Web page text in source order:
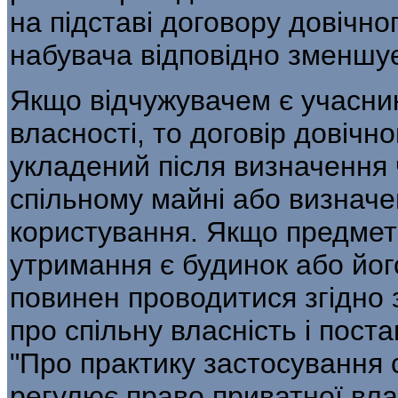
на підставі договору
набувача відповідно
Якщо відчужувачем є
власності, то договір
укладений після визначення
спільному майні або
користування. Якщо
утримання є будинок або
повинен проводитися
про спільну власність і
"Про практику